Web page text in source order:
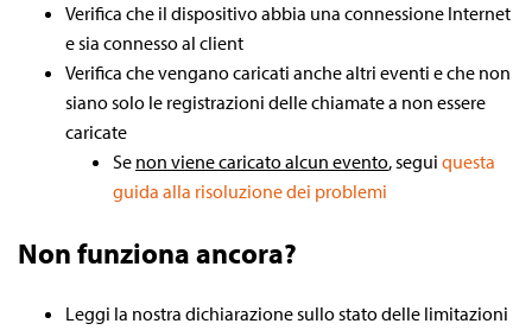
Verifica che il dispositivo abbia una connessione Internet
e sia connesso al client
Verifica che vengano caricati anche altri eventi e che non
siano solo le registrazioni delle chiamate a non essere
caricate
Se non viene caricato alcun evento, segui questa
guida alla risoluzione dei problemi
Non funziona ancora?
Leggi la nostra dichiarazione sullo stato delle limitazioni